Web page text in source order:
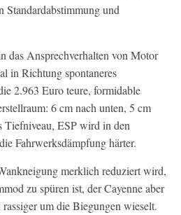
und
das Ansprechverhalten von Motor
in Richtung spontaneres
2.963 Euro teure, formidable
6 cm nach unten, 5 cm
Tiefniveau, ESP wird in den
Fahrwerksdämpfung härter.
merklich reduziert wird,
zu spüren ist, der Cayenne aber
um die Biegungen wieselt.